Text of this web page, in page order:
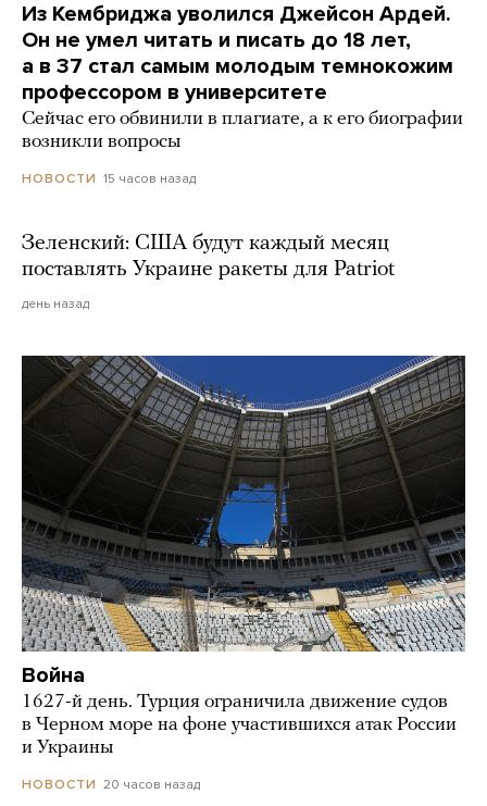
Из Кембриджа уволился Джейсон Ардей.
Он не умел читать и писать до 18 лет,
а в 37 стал самым молодым темнокожим
профессором в университете
Сейчас его обвинили в плагиате, а к его биографии
возникли вопросы
НОВОСТИ 15 часов назад
Зеленский: США будут каждый месяц
поставлять Украине ракеты для Patriot
день назад
Война
1627-й день. Турция ограничила движение судов
в Черном море на фоне участившихся атак России
и Украины
НОВОСТИ 20 часов назад